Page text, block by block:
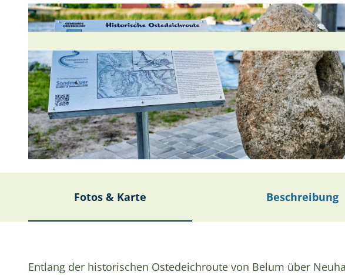
Fotos & Karte Beschreibung
Entlang der historischen Ostedeichroute von Belum über